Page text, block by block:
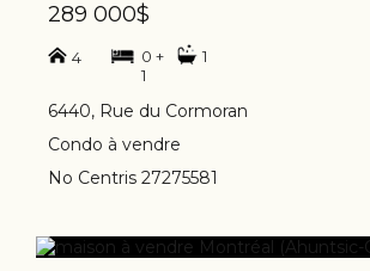
289 000$
4
0 +
1
1
6440, Rue du Cormoran
Condo à vendre
No Centris 27275581